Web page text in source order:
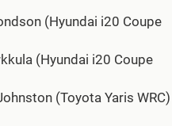
(Hyundai i20 Coupe
(Hyundai i20 Coupe
(Toyota Yaris WRC)